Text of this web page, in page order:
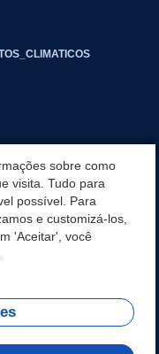
sobre como
visita. Tudo para
possível. Para
e customizá-los,
'Aceitar', você